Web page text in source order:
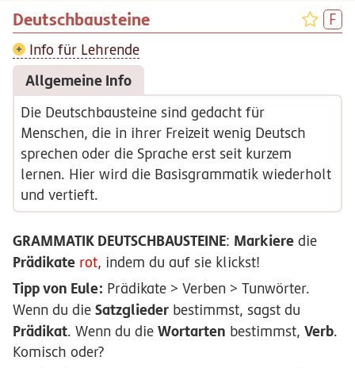
Deutschbausteine
Info für Lehrende
Allgemeine Info
Die Deutschbausteine sind gedacht für
Menschen, die in ihrer Freizeit wenig Deutsch
sprechen oder die Sprache erst seit kurzem
lernen. Hier wird die Basisgrammatik wiederholt
und vertieft.
GRAMMATIK DEUTSCHBAUSTEINE: Markiere die
Prädikate rot, indem du auf sie klickst!
Tipp von Eule: Prädikate > Verben > Tunwörter.
Wenn du die Satzglieder bestimmst, sagst du
Prädikat. Wenn du die Wortarten bestimmst, Verb.
Komisch oder?